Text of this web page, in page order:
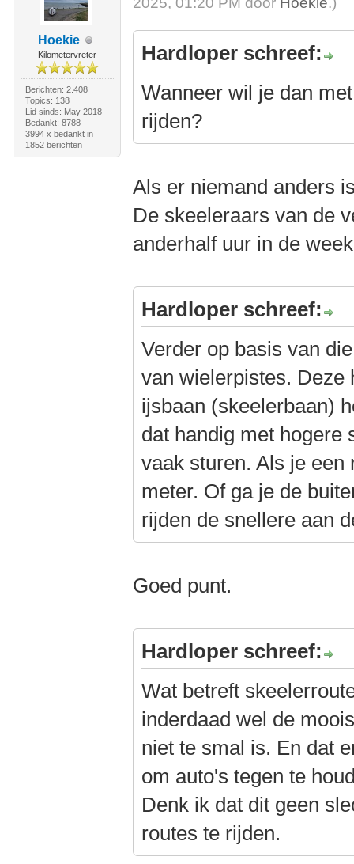
Hoekie
Kilometervreter
Berichten: 2.408
Topics: 138
Lid sinds: May 2018
Bedankt: 8788
3994 x bedankt in
1852 berichten
Hardloper schreef:
Wanneer wil je dan
rijden?
Als er niemand anders
De skeeleraars van de
anderhalf uur in de
Hardloper schreef:
Verder op basis van
van wielerpistes. Deze
ijsbaan (skeelerbaan)
dat handig met hogere
vaak sturen. Als je een
meter. Of ga je de
rijden de snellere aan
Goed punt.
Hardloper schreef:
Wat betreft
inderdaad wel de
niet te smal is. En dat
om auto's tegen te
Denk ik dat dit geen
routes te rijden.